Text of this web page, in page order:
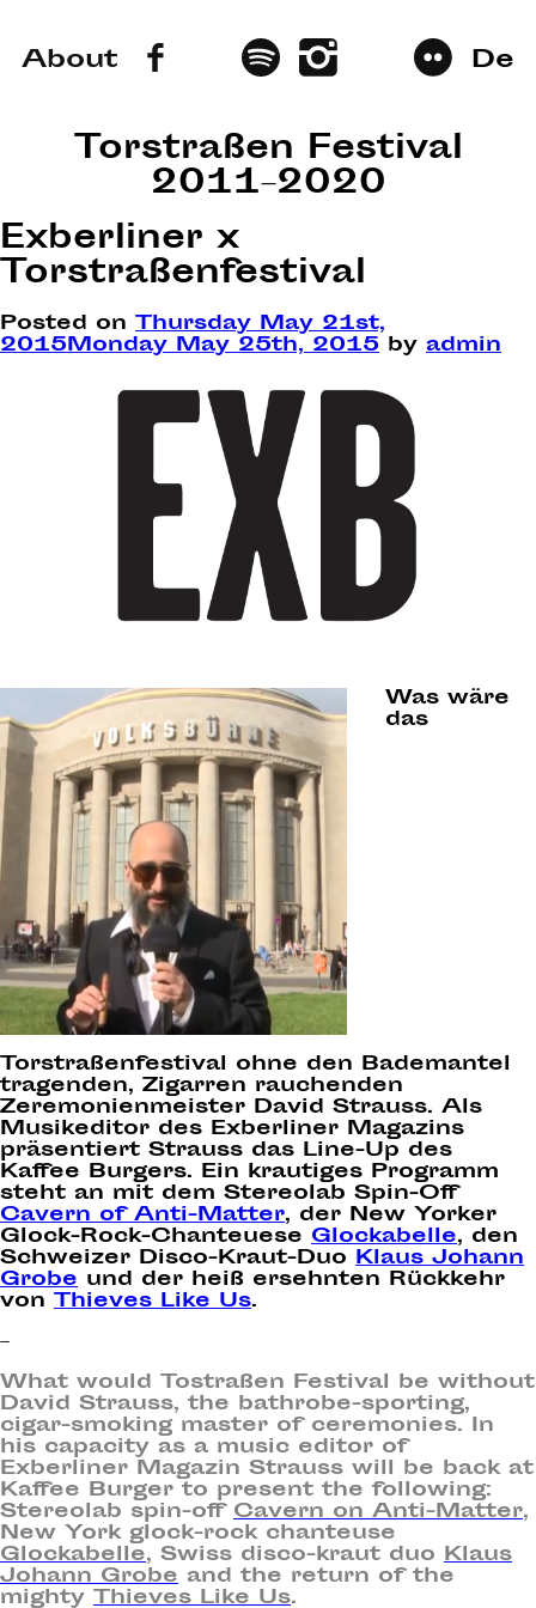
About De
Torstraßen Festival
2011–2020
Exberliner x
Torstraßenfestival
Posted on Thursday May 21st,
2015Monday May 25th, 2015 by admin
Was wäre
das
Torstraßenfestival ohne den Bademantel
tragenden, Zigarren rauchenden
Zeremonienmeister David Strauss. Als
Musikeditor des Exberliner Magazins
präsentiert Strauss das Line-Up des
Kaffee Burgers. Ein krautiges Programm
steht an mit dem Stereolab Spin-Off
Cavern of Anti-Matter, der New Yorker
Glock-Rock-Chanteuese Glockabelle, den
Schweizer Disco-Kraut-Duo Klaus Johann
Grobe und der heiß ersehnten Rückkehr
von Thieves Like Us.
–
What would Tostraßen Festival be without
David Strauss, the bathrobe-sporting,
cigar-smoking master of ceremonies. In
his capacity as a music editor of
Exberliner Magazin Strauss will be back at
Kaffee Burger to present the following:
Stereolab spin-offCavern on Anti-Matter,
New York glock-rock chanteuse
Glockabelle, Swiss disco-kraut duo Klaus
Johann Grobe and the return of the
mighty Thieves Like Us.